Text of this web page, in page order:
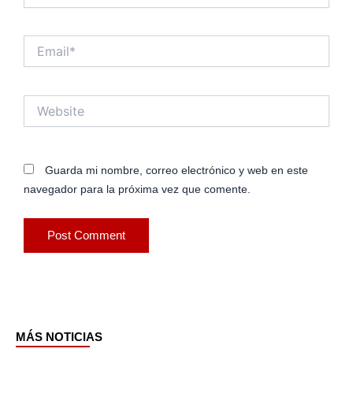
Guarda mi nombre, correo electrónico y web en este
navegador para la próxima vez que comente.
MÁS NOTICIAS